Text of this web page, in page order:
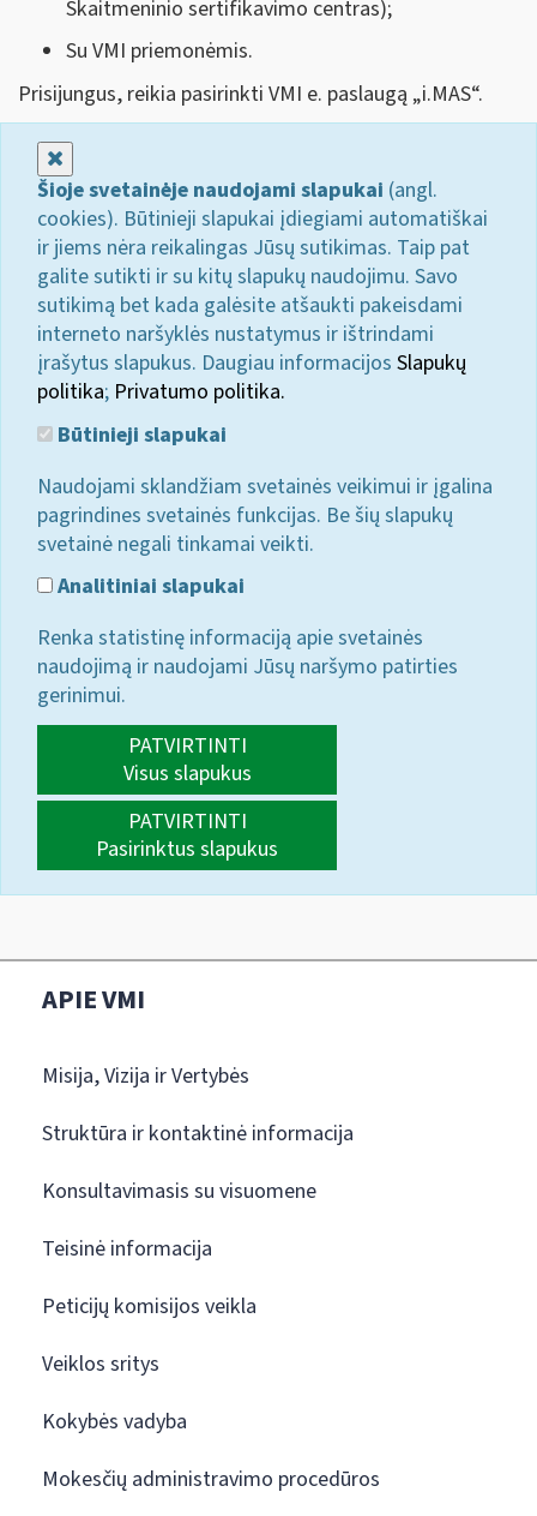
Skaitmeninio sertifikavimo centras);
Su VMI priemonėmis.
Prisijungus, reikia pasirinkti VMI e. paslaugą „i.MAS“.
Šioje svetainėje naudojami slapukai (angl.
cookies). Būtinieji slapukai įdiegiami automatiškai
ir jiems nėra reikalingas Jūsų sutikimas. Taip pat
galite sutikti ir su kitų slapukų naudojimu. Savo
sutikimą bet kada galėsite atšaukti pakeisdami
interneto naršyklės nustatymus ir ištrindami
įrašytus slapukus. Daugiau informacijos Slapukų
politika; Privatumo politika.
Būtinieji slapukai
Naudojami sklandžiam svetainės veikimui ir įgalina
pagrindines svetainės funkcijas. Be šių slapukų
svetainė negali tinkamai veikti.
Analitiniai slapukai
Renka statistinę informaciją apie svetainės
naudojimą ir naudojami Jūsų naršymo patirties
gerinimui.
PATVIRTINTI
Visus slapukus
PATVIRTINTI
Pasirinktus slapukus
APIE VMI
Misija, Vizija ir Vertybės
Struktūra ir kontaktinė informacija
Konsultavimasis su visuomene
Teisinė informacija
Peticijų komisijos veikla
Veiklos sritys
Kokybės vadyba
Mokesčių administravimo procedūros